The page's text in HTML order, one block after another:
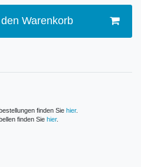
Warenkorb
finden Sie hier.
finden Sie hier.